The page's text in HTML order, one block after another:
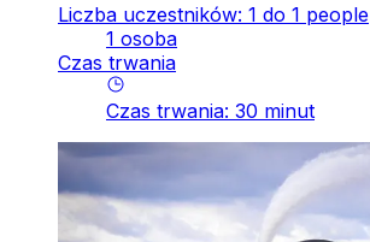
Liczba uczestników: 1 do 1 people
1 osoba
Czas trwania
Czas trwania: 30 minut